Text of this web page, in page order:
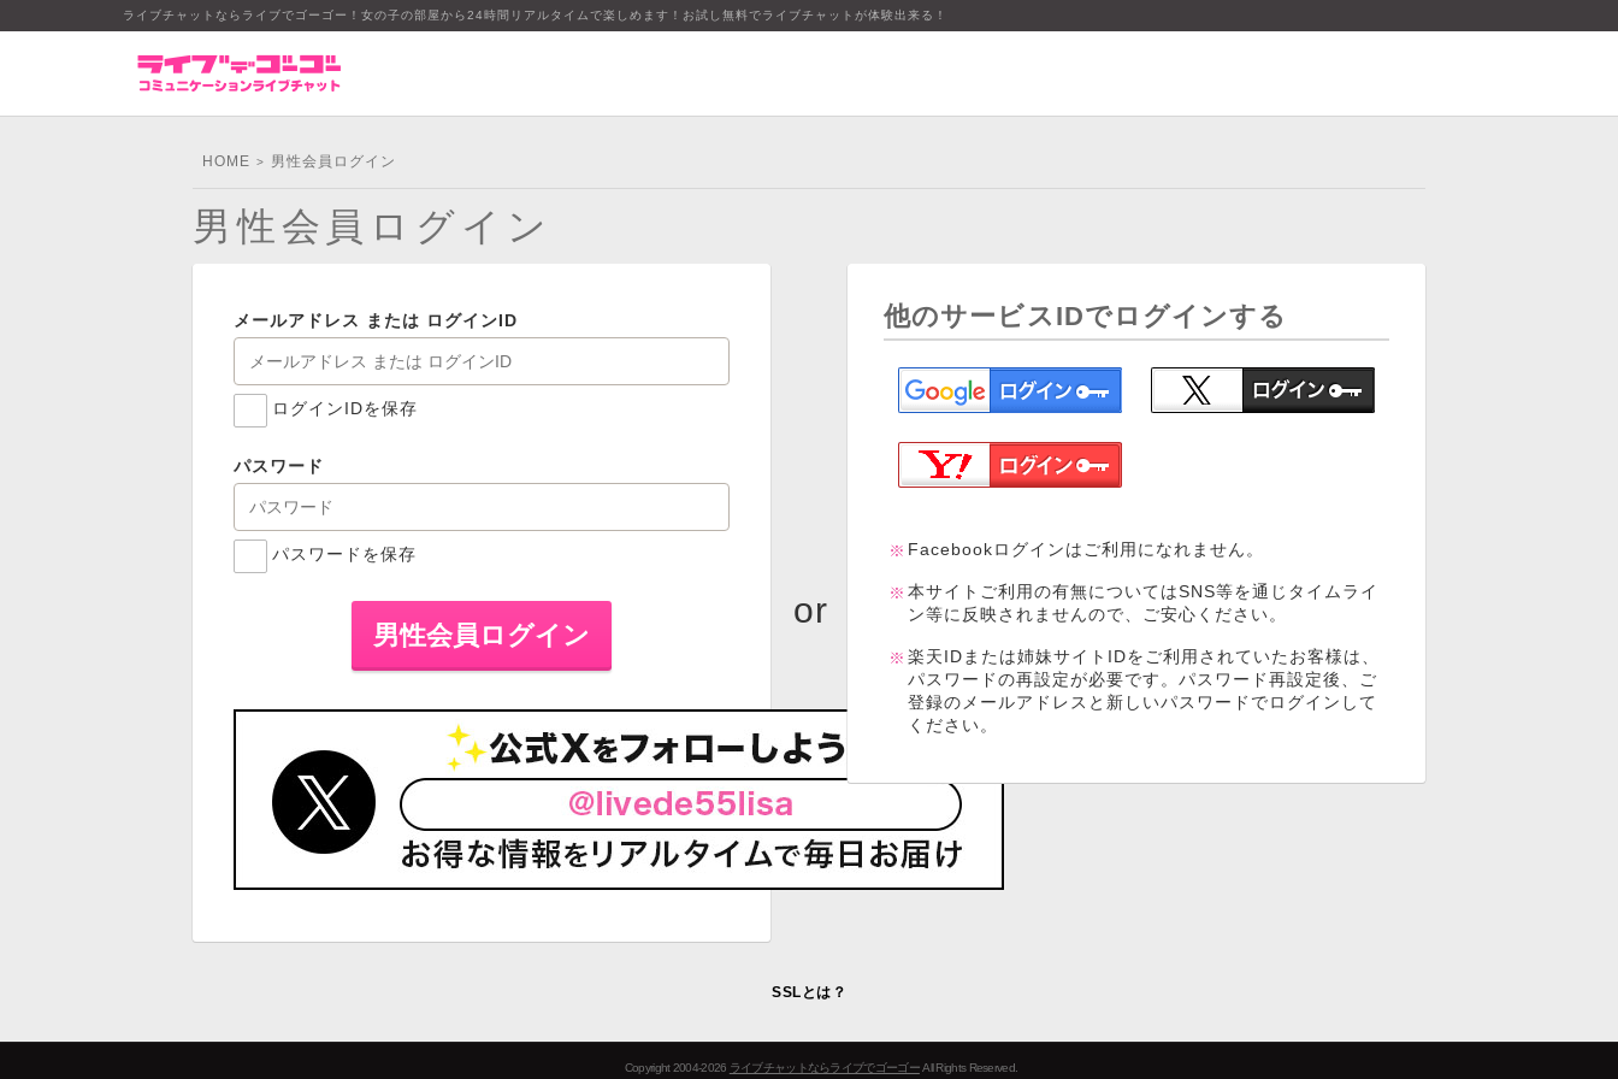
ライブチャットならライブでゴーゴー！女の子の部屋から24時間リアルタイムで楽しめます！お試し無料でライブチャットが体験出来る！
HOME > 男性会員ログイン
男性会員ログイン
メールアドレス または ログインID
ログインIDを保存
パスワード
パスワードを保存
他のサービスIDでログインする
Facebookログインはご利用になれません。
本サイトご利用の有無についてはSNS等を通じタイムライ
ン等に反映されませんので、ご安心ください。
楽天IDまたは姉妹サイトIDをご利用されていたお客様は、
パスワードの再設定が必要です。パスワード再設定後、ご
登録のメールアドレスと新しいパスワードでログインして
ください。
SSLとは？
Copyright 2004-2026 ライブチャットならライブでゴーゴーAll Rights Reserved.